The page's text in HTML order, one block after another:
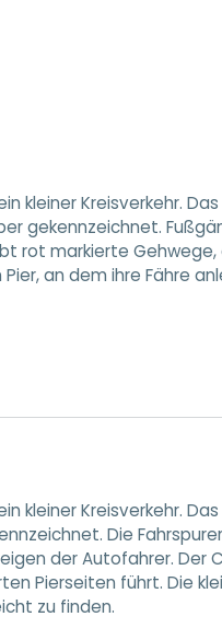
kleiner Kreisverkehr.
gekennzeichnet.
rot markierte Gehwege,
an dem ihre Fähre
kleiner Kreisverkehr.
Die
der Autofahrer. Der
Pierseiten führt. Die
zu finden.